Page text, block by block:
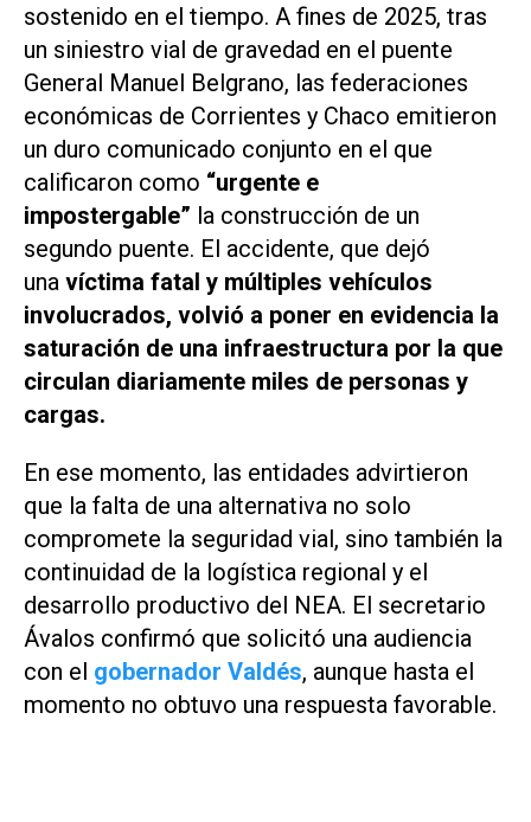
sostenido en el tiempo. A fines de 2025, tras
un siniestro vial de gravedad en el puente
General Manuel Belgrano, las federaciones
económicas de Corrientes y Chaco emitieron
un duro comunicado conjunto en el que
calificaron como “urgente e
impostergable” la construcción de un
segundo puente. El accidente, que dejó
una víctima fatal y múltiples vehículos
involucrados, volvió a poner en evidencia la
saturación de una infraestructura por la que
circulan diariamente miles de personas y
cargas.
En ese momento, las entidades advirtieron
que la falta de una alternativa no solo
compromete la seguridad vial, sino también la
continuidad de la logística regional y el
desarrollo productivo del NEA. El secretario
Ávalos confirmó que solicitó una audiencia
con el gobernador Valdés, aunque hasta el
momento no obtuvo una respuesta favorable.